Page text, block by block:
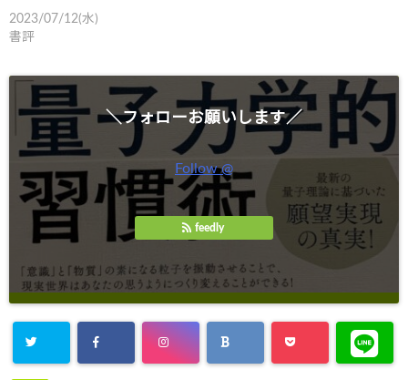
2023/07/12(水)
書評
＼フォローお願いします／
Follow @
feedly